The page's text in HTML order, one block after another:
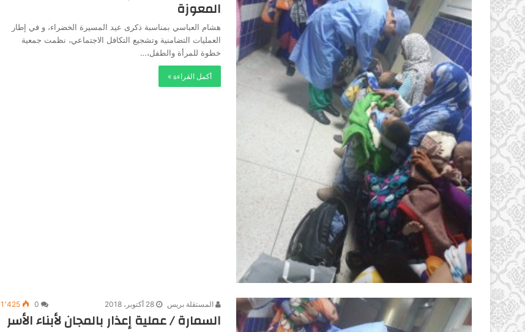
المعوزة
هشام العباسي بمناسبة ذكرى عيد المسيرة الخضراء، و في إطار
العمليات التضامنية وتشجيع التكافل الاجتماعي، نظمت جمعية
خطوة للمرأة والطفل،…
أكمل القراءة »
المستقلة بريس 28 أكتوبر، 2018 0 1٬425
السمارة / عملية إعذار بالمجان لأبناء الأسر